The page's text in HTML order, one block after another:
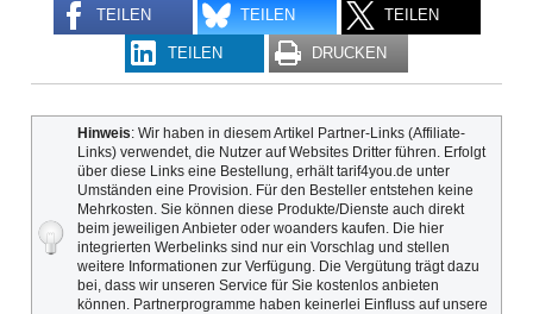
TEILEN TEILEN TEILEN
TEILEN DRUCKEN
Hinweis: Wir haben in diesem Artikel Partner-Links (Affiliate-
Links) verwendet, die Nutzer auf Websites Dritter führen. Erfolgt
über diese Links eine Bestellung, erhält tarif4you.de unter
Umständen eine Provision. Für den Besteller entstehen keine
Mehrkosten. Sie können diese Produkte/Dienste auch direkt
beim jeweiligen Anbieter oder woanders kaufen. Die hier
integrierten Werbelinks sind nur ein Vorschlag und stellen
weitere Informationen zur Verfügung. Die Vergütung trägt dazu
bei, dass wir unseren Service für Sie kostenlos anbieten
können. Partnerprogramme haben keinerlei Einfluss auf unsere